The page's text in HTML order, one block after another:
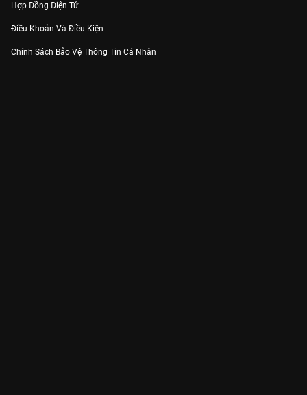
Hợp Đồng Điện Tử
Điều Khoản Và Điều Kiện
Chính Sách Bảo Vệ Thông Tin Cá Nhân